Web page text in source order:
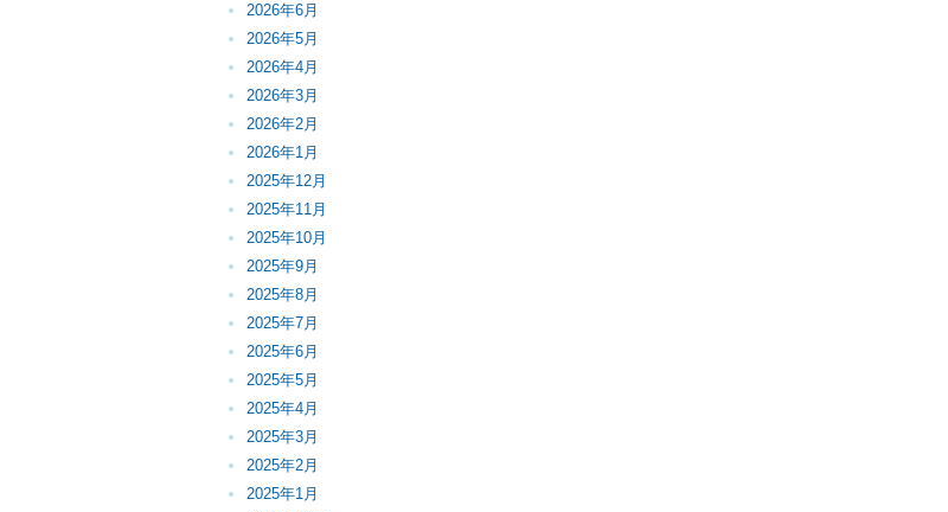
2026年6月
2026年5月
2026年4月
2026年3月
2026年2月
2026年1月
2025年12月
2025年11月
2025年10月
2025年9月
2025年8月
2025年7月
2025年6月
2025年5月
2025年4月
2025年3月
2025年2月
2025年1月